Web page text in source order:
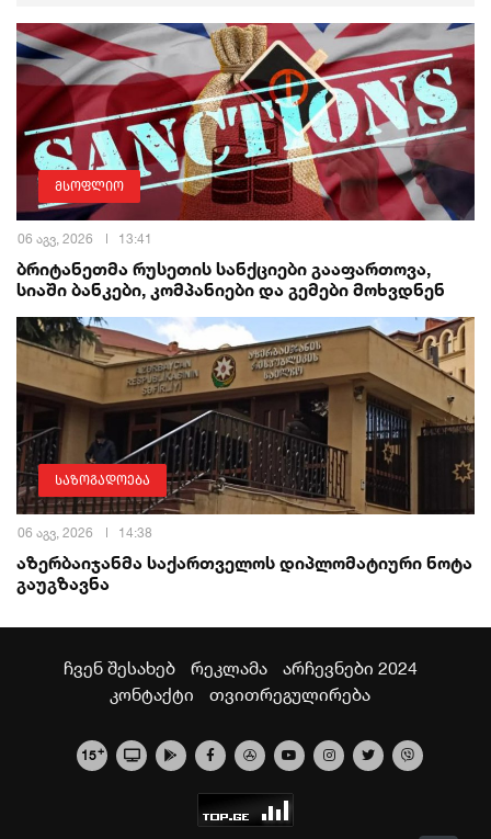
მსოფლიო
06 აგვ, 2026 13:41
ბრიტანეთმა რუსეთის სანქციები გააფართოვა,
სიაში ბანკები, კომპანიები და გემები მოხვდნენ
საზოგადოება
06 აგვ, 2026 14:38
აზერბაიჯანმა საქართველოს დიპლომატიური ნოტა
გაუგზავნა
ჩვენ შესახებ რეკლამა
არჩევნები 2024
კონტაქტი
თვითრეგულირება
15+